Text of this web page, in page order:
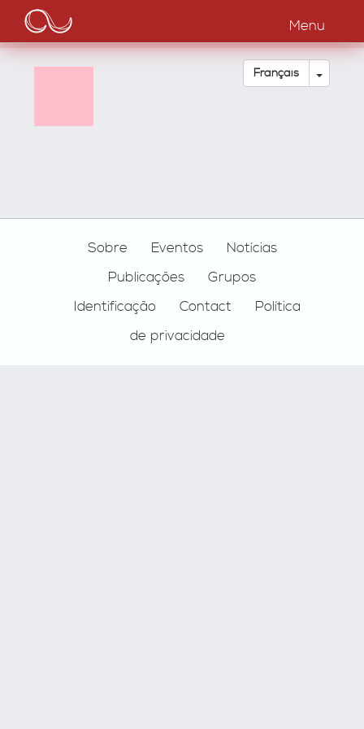
contenu
principal
Main
navigation
Menu
Français Toggle
Sobre Eventos
Notícias
Publicações
Grupos
Identificação
Contact
Política
de privacidade